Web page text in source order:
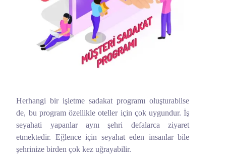
Herhangi bir işletme sadakat programı oluşturabilse
de, bu program özellikle oteller için çok uygundur. İş
seyahati yapanlar aynı şehri defalarca ziyaret
etmektedir. Eğlence için seyahat eden insanlar bile
şehrinize birden çok kez uğrayabilir.